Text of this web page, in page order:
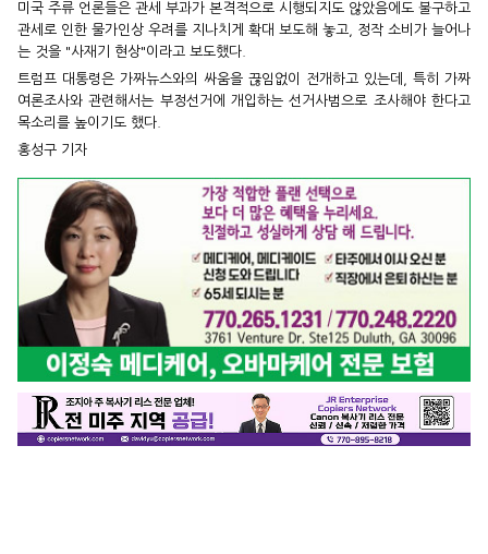
미국 주류 언론들은 관세 부과가 본격적으로 시행되지도 않았음에도 불구하고
관세로 인한 물가인상 우려를 지나치게 확대 보도해 놓고, 정작 소비가 늘어나
는 것을 "사재기 현상"이라고 보도했다.
트럼프 대통령은 가짜뉴스와의 싸움을 끊임없이 전개하고 있는데, 특히 가짜
여론조사와 관련해서는 부정선거에 개입하는 선거사범으로 조사해야 한다고
목소리를 높이기도 했다.
홍성구 기자